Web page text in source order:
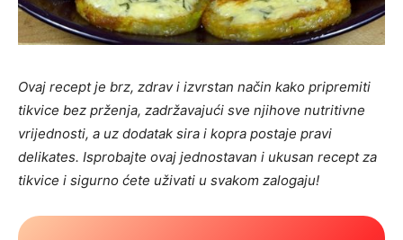
Ovaj recept je brz, zdrav i izvrstan način kako pripremiti
tikvice bez prženja, zadržavajući sve njihove nutritivne
vrijednosti, a uz dodatak sira i kopra postaje pravi
delikates. Isprobajte ovaj jednostavan i ukusan recept za
tikvice i sigurno ćete uživati u svakom zalogaju!